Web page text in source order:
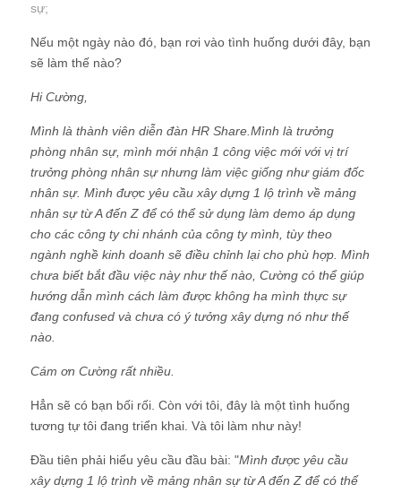
sự;
Nếu một ngày nào đó, bạn rơi vào tình huống dưới đây, bạn
sẽ làm thế nào?
Hi Cường,
Mình là thành viên diễn đàn HR Share.Mình là trưởng
phòng nhân sự, mình mới nhận 1 công việc mới với vị trí
trưởng phòng nhân sự nhưng làm việc giống như giám đốc
nhân sự. Mình được yêu cầu xây dựng 1 lộ trình về mảng
nhân sự từ A đến Z để có thể sử dụng làm demo áp dụng
cho các công ty chi nhánh của công ty mình, tùy theo
ngành nghề kinh doanh sẽ điều chỉnh lại cho phù hợp. Mình
chưa biết bắt đầu việc này như thế nào, Cường có thể giúp
hướng dẫn mình cách làm được không ha mình thực sự
đang confused và chưa có ý tưởng xây dựng nó như thế
nào.
Cám ơn Cường rất nhiều.
Hẳn sẽ có bạn bối rối. Còn với tôi, đây là một tình huống
tương tự tôi đang triển khai. Và tôi làm như này!
Đầu tiên phải hiểu yêu cầu đầu bài: "Mình được yêu cầu
xây dựng 1 lộ trình về mảng nhân sự từ A đến Z để có thể